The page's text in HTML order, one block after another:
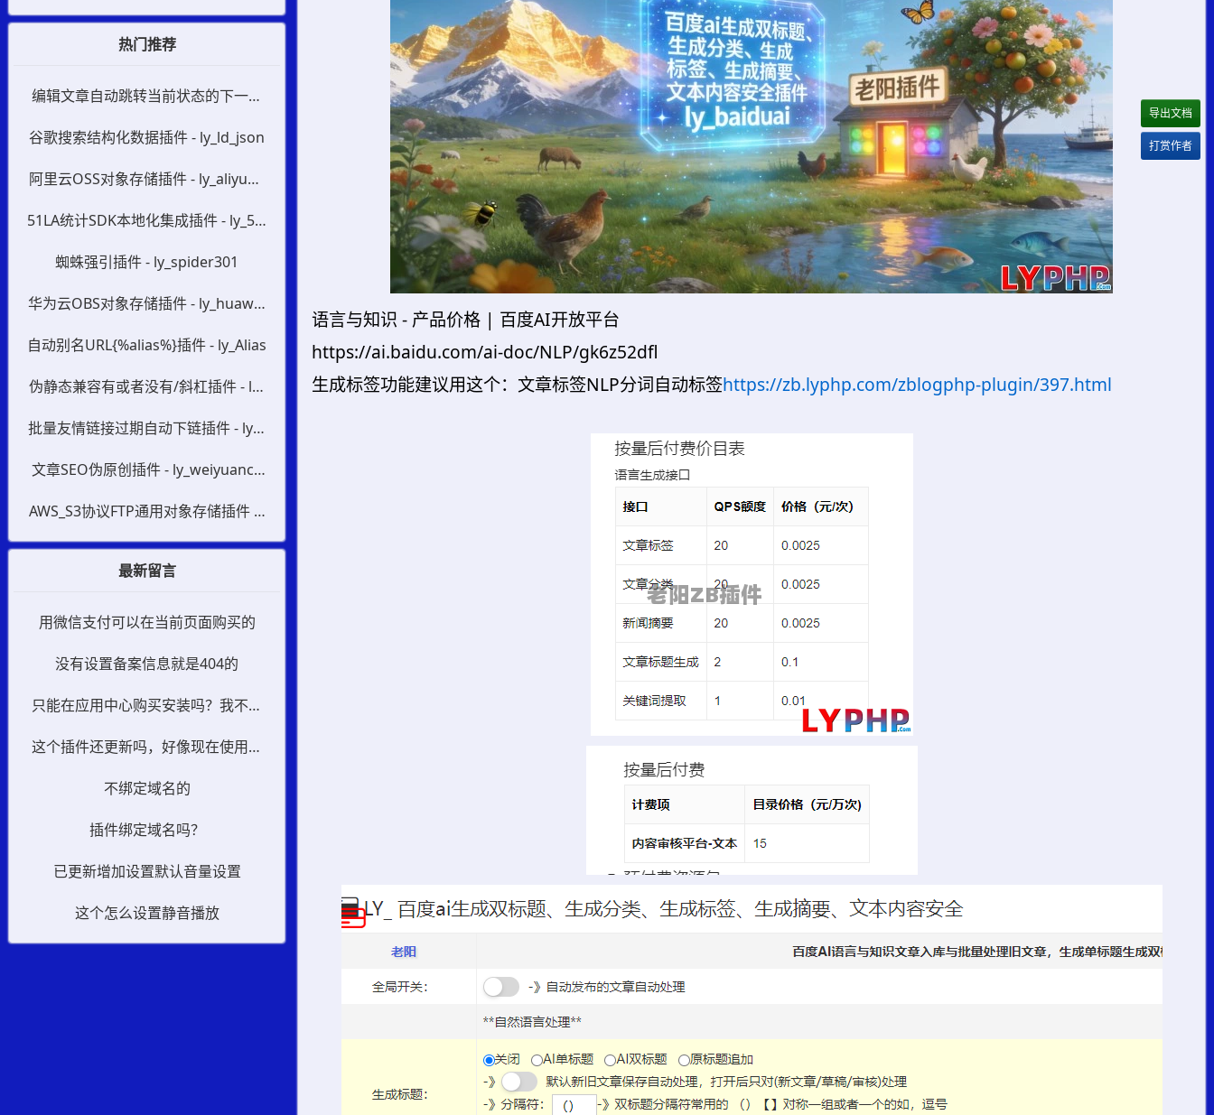
语言与知识 - 产品价格 | 百度AI开放平台
https://ai.baidu.com/ai-doc/NLP/gk6z52dfl
生成标签功能建议用这个：文章标签NLP分词自动标签https://zb.lyphp.com/zblogphp-plugin/397.html
导出文档
打赏作者
热门推荐
编辑文章自动跳转当前状态的下一个
谷歌搜索结构化数据插件 - ly_ld_json
阿里云OSS对象存储插件 - ly_aliyuno
51LA统计SDK本地化集成插件 - ly_51l
蜘蛛强引插件 - ly_spider301
华为云OBS对象存储插件 - ly_huawei
自动别名URL{%alias%}插件 - ly_Alias
伪静态兼容有或者没有/斜杠插件 - ly_
批量友情链接过期自动下链插件 - ly_li
文章SEO伪原创插件 - ly_weiyuanch
AWS_S3协议FTP通用对象存储插件 - l
最新留言
用微信支付可以在当前页面购买的
没有设置备案信息就是404的
只能在应用中心购买安装吗？我不用
这个插件还更新吗，好像现在使用直
不绑定域名的
插件绑定域名吗？
已更新增加设置默认音量设置
这个怎么设置静音播放